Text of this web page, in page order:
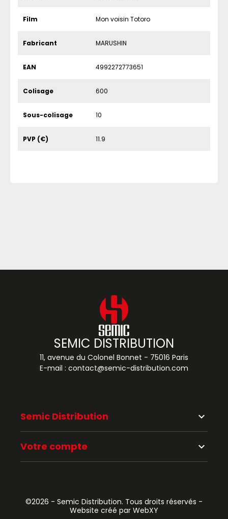
Film Mon voisin Totoro
Fabricant MARUSHIN
EAN 4992272773651
Colisage 600
Sous-colisage 10
PVP (€) 11.9
Semic Distribution keyboard_arrow_down
Votre compte keyboard_arrow_down
SEMIC DISTRIBUTION
11, avenue du Colonel Bonnet - 75016 Paris
E-mail : contact@semic-distribution.com
©2026 - Semic Distribution. Tous droits réservés -
Website créé par WebXY